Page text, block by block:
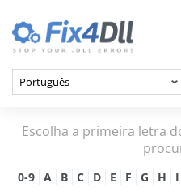
Escolha a primeira letra
0-9 A B C D E F G H I